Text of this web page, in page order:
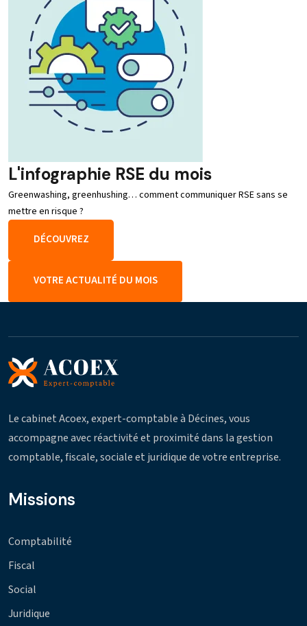
L'infographie RSE du mois
Greenwashing, greenhushing… comment communiquer RSE sans se
mettre en risque ?
DÉCOUVREZ
VOTRE ACTUALITÉ DU MOIS
Le cabinet Acoex, expert-comptable à Décines, vous
accompagne avec réactivité et proximité dans la gestion
comptable, fiscale, sociale et juridique de votre entreprise.
Missions
Comptabilité
Fiscal
Social
Juridique